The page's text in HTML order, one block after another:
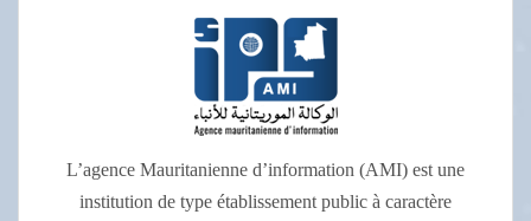
L’agence Mauritanienne d’information (AMI) est une
institution de type établissement public à caractère